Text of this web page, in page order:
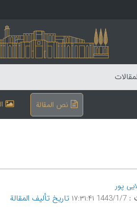
نص المقالة
پور
:1443/1/7 ۱۷:۳۱:۴۱ تاریخ تألیف المقالة